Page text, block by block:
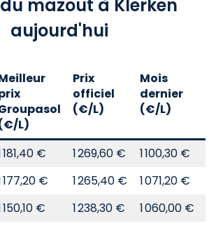
mazout à Klerken
aujourd'hui
L)
Prix
officiel
(€/L)
Mois
dernier
(€/L)
181,40 € 1 269,60 € 1 100,30 €
177,20 € 1 265,40 € 1 071,20 €
150,10 € 1 238,30 € 1 060,00 €